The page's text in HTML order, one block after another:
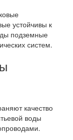
устойчивы к
подземные
систем.
качество
воды